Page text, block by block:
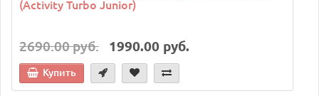
(Activity Turbo Junior)
2690.00 руб. 1990.00 руб.
Купить